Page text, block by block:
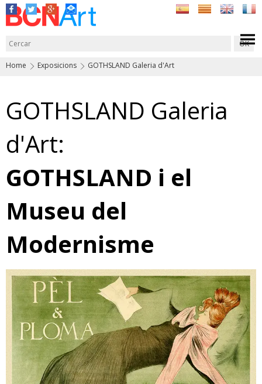
Home Exposicions GOTHSLAND Galeria d'Art
GOTHSLAND Galeria
d'Art:
GOTHSLAND i el
Museu del
Modernisme